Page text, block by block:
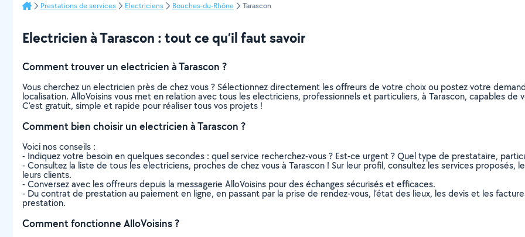
Prestations de services Electriciens Bouches-du-Rhône Tarascon
Electricien à Tarascon : tout ce qu’il faut savoir
Comment trouver un electricien à Tarascon ?
Vous cherchez un electricien près de chez vous ? Sélectionnez directement les offreurs de votre choix ou postez votre
localisation. AlloVoisins vous met en relation avec tous les electriciens, professionnels et particuliers, à Tarascon, capables de
C’est gratuit, simple et rapide pour réaliser tous vos projets !
Comment bien choisir un electricien à Tarascon ?
Voici nos conseils :
- Indiquez votre besoin en quelques secondes : quel service recherchez-vous ? Est-ce urgent ? Quel type de prestataire,
- Consultez la liste de tous les electriciens, proches de chez vous à Tarascon ! Sur leur profil, consultez les services proposés,
leurs clients.
- Conversez avec les offreurs depuis la messagerie AlloVoisins pour des échanges sécurisés et efficaces.
- Du contrat de prestation au paiement en ligne, en passant par la prise de rendez-vous, l’état des lieux, les devis et les
prestation.
Comment fonctionne AlloVoisins ?